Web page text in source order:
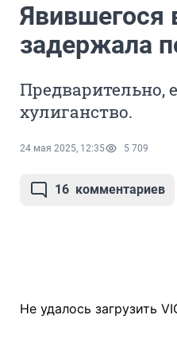
Явившегося
задержала
Предварительно,
хулиганство.
24 мая 2025, 12:35 5 709
16 комментариев
Не удалось загрузить